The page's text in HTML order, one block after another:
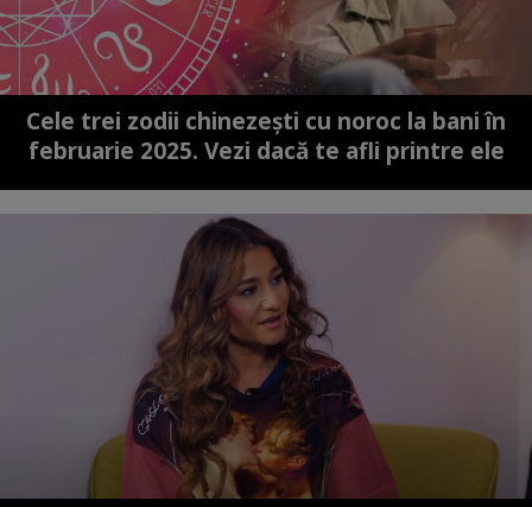
Cele trei zodii chinezești cu noroc la bani în
februarie 2025. Vezi dacă te afli printre ele